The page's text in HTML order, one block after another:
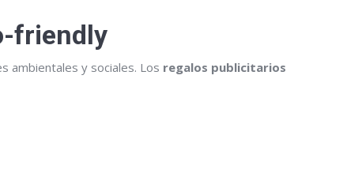
friendly
ambientales y sociales. Los regalos publicitarios